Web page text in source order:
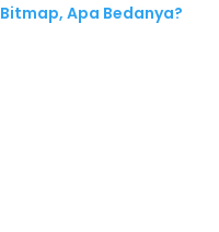
Apa Bedanya?